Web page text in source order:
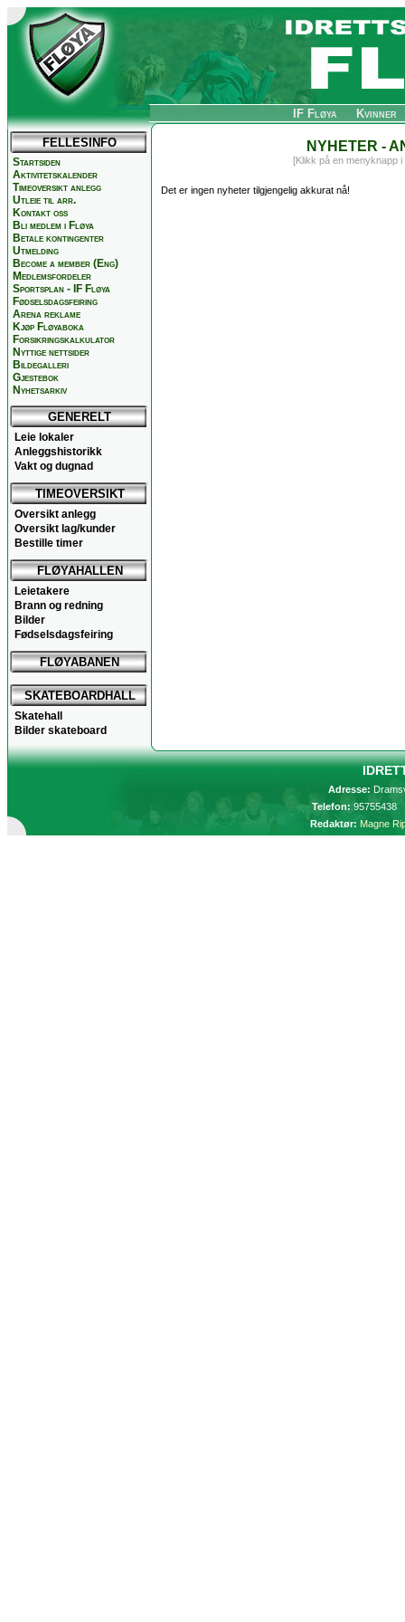
IF Fløya Kvinner
FELLESINFO
Startsiden
Aktivitetskalender
Timeoversikt anlegg
Utleie til arr.
Kontakt oss
Bli medlem i Fløya
Betale kontingenter
Utmelding
Become a member (Eng)
Medlemsfordeler
Sportsplan - IF Fløya
Fødselsdagsfeiring
Arena reklame
Kjøp Fløyaboka
Forsikringskalkulator
Nyttige nettsider
Bildegalleri
Gjestebok
Nyhetsarkiv
GENERELT
Leie lokaler
Anleggshistorikk
Vakt og dugnad
TIMEOVERSIKT
Oversikt anlegg
Oversikt lag/kunder
Bestille timer
FLØYAHALLEN
Leietakere
Brann og redning
Bilder
Fødselsdagsfeiring
FLØYABANEN
SKATEBOARDHALL
Skatehall
Bilder skateboard
NYHETER -
[Klikk på en menyknapp
Det er ingen nyheter tilgjengelig akkurat nå!
Adresse:
Telefon:
Redaktør: Magne